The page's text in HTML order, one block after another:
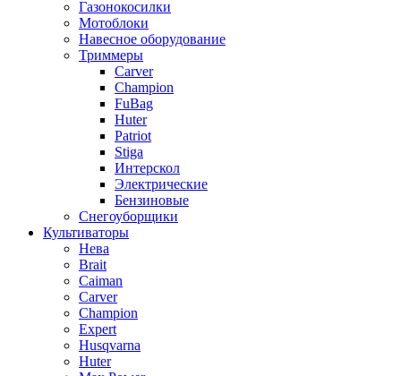
Газонокосилки
Мотоблоки
Навесное оборудование
Триммеры
Carver
Champion
FuBag
Huter
Patriot
Stiga
Интерскол
Электрические
Бензиновые
Снегоуборщики
Культиваторы
Нева
Brait
Caiman
Carver
Champion
Expert
Husqvarna
Huter